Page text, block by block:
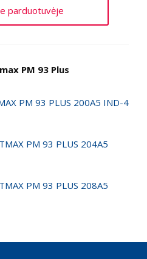
parduotuvėje
PM 93 Plus
PM 93 PLUS 200A5 IND-4
PM 93 PLUS 204A5
PM 93 PLUS 208A5